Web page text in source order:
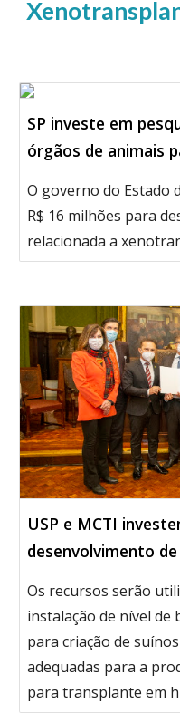
SP investe em
órgãos de animais
O governo do Estado
R$ 16 milhões para
relacionada a
USP e MCTI
desenvolvimento
Os recursos serão
instalação de nível de
para criação de
adequadas para a
para transplante em